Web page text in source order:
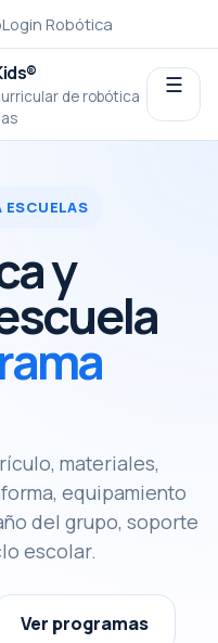
Login Robótica
de robótica
☰
ESCUELAS
y
materiales,
equipamiento
del grupo, soporte
escolar.
Ver programas